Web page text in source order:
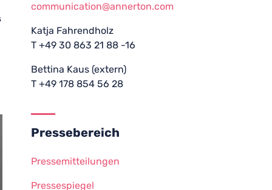
communication@annerton.com
Katja Fahrendholz
T +49 30 863 21 88 -16
Bettina Kaus (extern)
T +49 178 854 56 28
Pressebereich
Pressemitteilungen
Pressespiegel